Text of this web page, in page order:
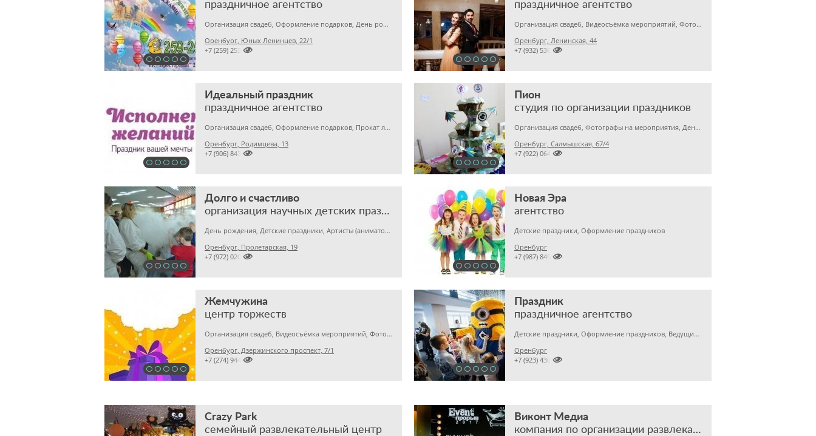
праздничное агентство
Организация свадеб, Оформление подарков, День рождения
Оренбург, Юных Ленинцев, 22/1

+7 (259) 253
праздничное агентство
Организация свадеб, Видеосъёмка мероприятий, Фотографы на мероприятия
Оренбург, Ленинская, 44

+7 (932) 5360036
Идеальный праздник
праздничное агентство
Организация свадеб, Оформление подарков, Прокат лимузинов
Оренбург, Родимцева, 13

+7 (906) 8435060
Пион
студия по организации праздников
Организация свадеб, Фотографы на мероприятия, День рождения
Оренбург, Салмышская, 67/4

+7 (922) 064
Долго и счастливо
организация научных детских праздников
День рождения, Детские праздники, Артисты (аниматоры) на мероприятия
Оренбург, Пролетарская, 19

+7 (972) 020
Новая Эра
агентство
Детские праздники, Оформление праздников
Оренбург

+7 (987) 8499248
Жемчужина
центр торжеств
Организация свадеб, Видеосъёмка мероприятий, Фотографы на мероприятия
Оренбург, Дзержинского проспект, 7/1

+7 (274) 944
Праздник
праздничное агентство
Детские праздники, Оформление праздников, Ведущие мероприятий
Оренбург

+7 (923) 430
Crazy Park
семейный развлекательный центр
Виконт Медиа
компания по организации развлекательных и деловых мероприятий